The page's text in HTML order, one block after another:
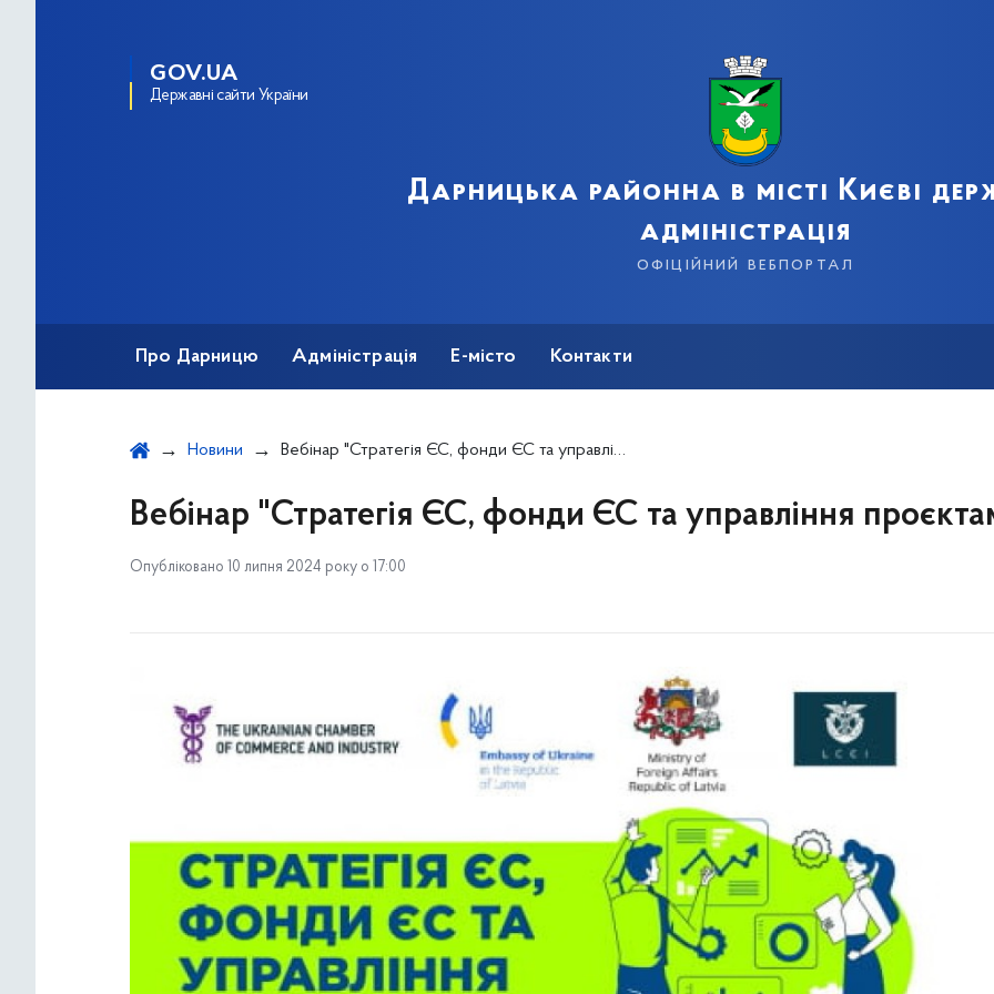
GOV.UA
Державні сайти України
Дарницька районна в місті Києві
адміністрація
офіційний вебпортал
Про Дарницю Адміністрація Е-місто Контакти
Новини Вебінар "Стратегія ЄС, фонди ЄС та управління проєктами"
Вебінар "Стратегія ЄС, фонди ЄС та управління
Опубліковано 10 липня 2024 року о 17:00